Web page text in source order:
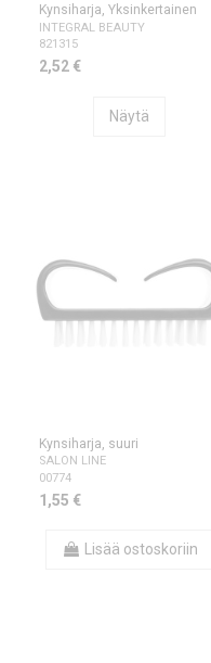
Kynsiharja, Yksinkertainen
INTEGRAL BEAUTY
821315
2,52 €
Näytä
Kynsiharja, suuri
SALON LINE
00774
1,55 €
Lisää ostoskoriin